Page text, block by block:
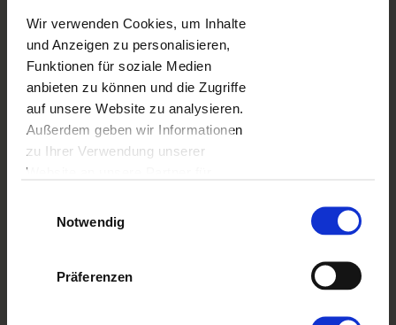
Wir verwenden Cookies, um Inhalte
und Anzeigen zu personalisieren,
Funktionen für soziale Medien
anbieten zu können und die Zugriffe
auf unsere Website zu analysieren.
Außerdem geben wir Informationen
zu Ihrer Verwendung unserer
Website an unsere Partner für
Analysen weiter. Unsere Partner
zusammen, die Sie ihnen
Notwendig
Präferenzen
Gestalte und bestelle bequem in der
App!
Zur App gehen